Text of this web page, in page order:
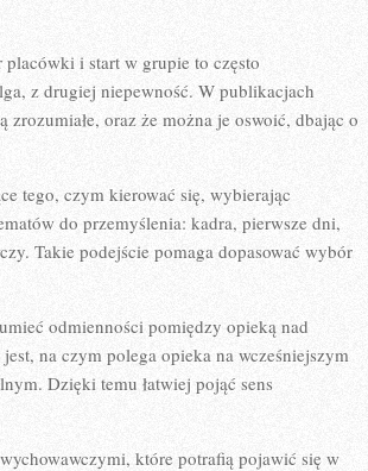
placówki i start w grupie to często
z drugiej niepewność. W publikacjach
oraz że można je oswoić, dbając o
tego, czym kierować się, wybierając
do przemyślenia: kadra, pierwsze dni,
Takie podejście pomaga dopasować wybór
odmienności pomiędzy opieką nad
na czym polega opieka na wcześniejszym
Dzięki temu łatwiej pojąć sens
które potrafią pojawić się w